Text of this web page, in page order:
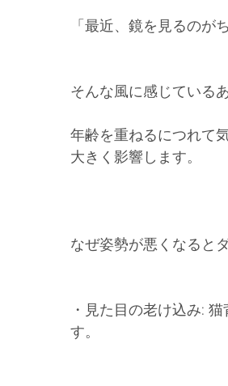
「最近、鏡を見るのが
そんな風に感じているあ
年齢を重ねるにつれて
大きく影響します。
なぜ姿勢が悪くなると
・見た目の老け込み:
す。